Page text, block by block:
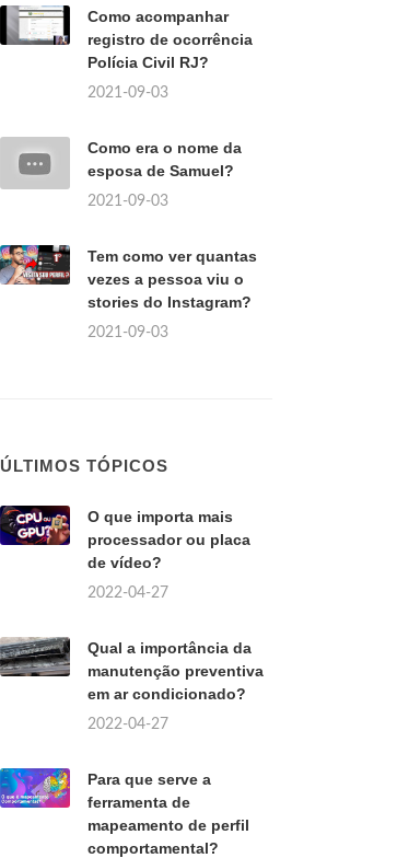
Como acompanhar
registro de ocorrência
Polícia Civil RJ?
2021-09-03
Como era o nome da
esposa de Samuel?
2021-09-03
Tem como ver quantas
vezes a pessoa viu o
stories do Instagram?
2021-09-03
ÚLTIMOS TÓPICOS
O que importa mais
processador ou placa
de vídeo?
2022-04-27
Qual a importância da
manutenção preventiva
em ar condicionado?
2022-04-27
Para que serve a
ferramenta de
mapeamento de perfil
comportamental?